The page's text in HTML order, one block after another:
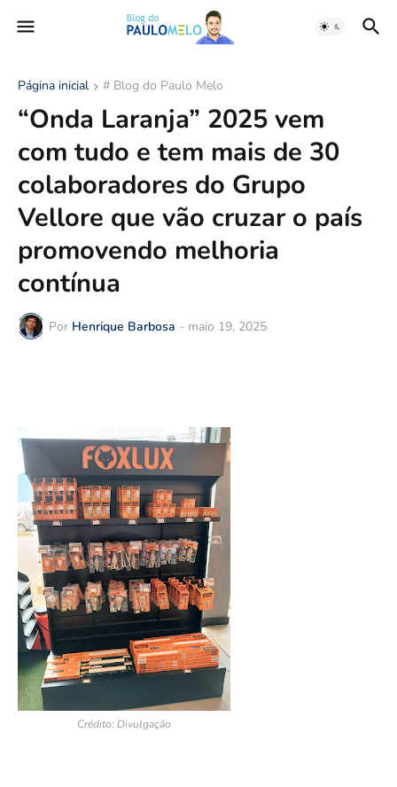
Página inicial # Blog do Paulo Melo
“Onda Laranja” 2025 vem
com tudo e tem mais de 30
colaboradores do Grupo
Vellore que vão cruzar o país
promovendo melhoria
contínua
Por Henrique Barbosa - maio 19, 2025
Crédito: Divulgação